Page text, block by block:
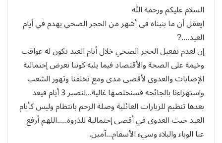
السلام عليكم ورحمة الله
ايعقل أن ما بنيناه في أشهر من الحجر الصحي يهدم في أيام
العيد....?
إن لعدم تفعيل الحجر الصحي خلال أيام العيد تكون له عواقب
وخيمة على الصحة والأقتصاد فيما يليه كوننا نعرض إحتمالية
الإصابات والعدوى لأقصى مدى ومع تخلفنا وتهور الشعب
وإستهزاءنا بالجائحة فسنخلصها غالية...لنصبر 3 أيام فيعد
بعدها تنظيم للزيارات العائلية وصلة الرحم بانتظام وليس كأيام
العيد حيث العدوى في أقصى إحتمالية للذروة.....اللهم أرفع
عنا الوباء والبلاء وسيء الأسقام...آمين.